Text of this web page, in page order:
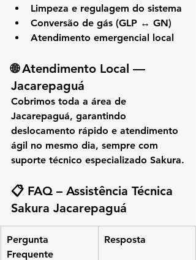
Limpeza e regulagem do sistema
Conversão de gás (GLP ↔ GN)
Atendimento emergencial local
🌐 Atendimento Local —
Jacarepaguá
Cobrimos toda a área de
Jacarepaguá, garantindo
deslocamento rápido e atendimento
ágil no mesmo dia, sempre com
suporte técnico especializado Sakura.
📋 FAQ – Assistência Técnica
Sakura Jacarepaguá
Pergunta
Frequente
Resposta